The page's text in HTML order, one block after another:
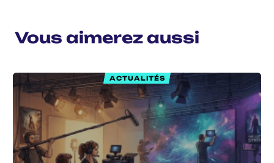
Vous aimerez aussi
ACTUALITÉS